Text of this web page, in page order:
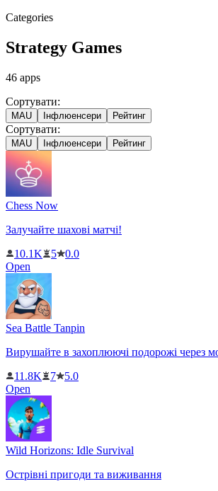
Categories
Strategy Games
46 apps
Сортувати:
MAU Інфлюенсери Рейтинг
Сортувати:
MAU Інфлюенсери Рейтинг
Chess Now
Залучайте шахові матчі!
10.1K
5
0.0
Open
Sea Battle Tanpin
Вирушайте в захоплюючі подорожі через
11.8K
7
5.0
Open
Wild Horizons: Idle Survival
Острівні пригоди та виживання